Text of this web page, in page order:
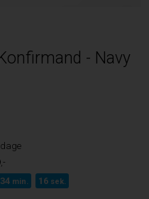
- Navy
34 min. 16 sek.